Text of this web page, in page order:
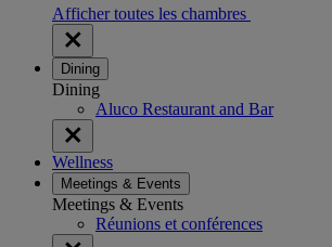
Afficher toutes les chambres
Dining
Dining
Aluco Restaurant and Bar
Wellness
Meetings & Events
Meetings & Events
Réunions et conférences